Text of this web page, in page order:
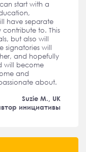
can start with a
have separate
to. This
but also will
signatories will
and hopefully
will become
and
about.
Suzie M., UK
инициативы